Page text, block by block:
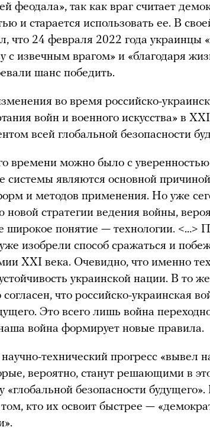
феодала», так как враг считает
и старается использовать ее. В
что 24 февраля 2022 года украинцы
с извечным врагом» и «благодаря
шанс победить.
во время российско-
войн и военного искусства» в
всей глобальной безопасности
времени можно было с уверенностью
системы являются основной
и методов применения. Но уже
новой стратегии ведения войны,
широкое понятие — технологии. <…>
изобрели способ сражаться и
XXI века. Очевидно, что именно
украинской нации. В то
что российско-украинская
Это всего лишь война
война формирует новые правила.
технический прогресс «вывел
вероятно, станут решающими в
«глобальной безопасности
кто их освоит быстрее —